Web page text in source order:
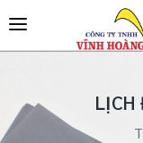
LỊCH